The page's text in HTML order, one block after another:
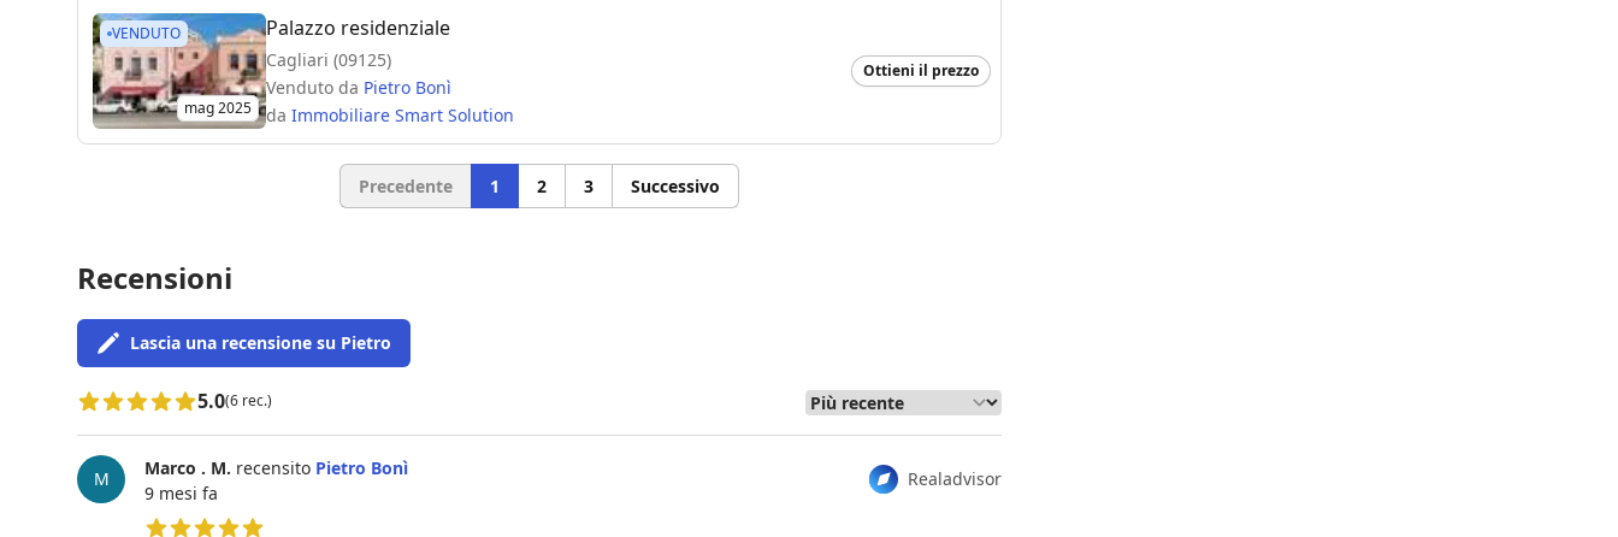
VENDUTO
mag 2025
Palazzo residenziale
Cagliari (09125)
Venduto da Pietro Bonì
da Immobiliare Smart Solution
Ottieni il prezzo
Precedente 1 2 3 Successivo
Recensioni
Lascia una recensione su Pietro
5.0(6 rec.)
M Realadvisor
Marco . M. recensito Pietro Bonì
9 mesi fa